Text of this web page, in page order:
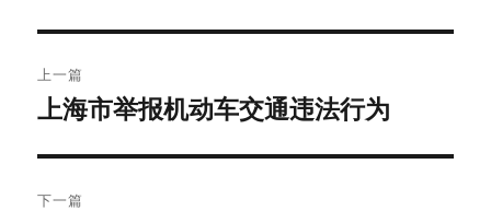
章
上一篇
上
文
章：
上海市举报机动车交通违法行为
下一篇